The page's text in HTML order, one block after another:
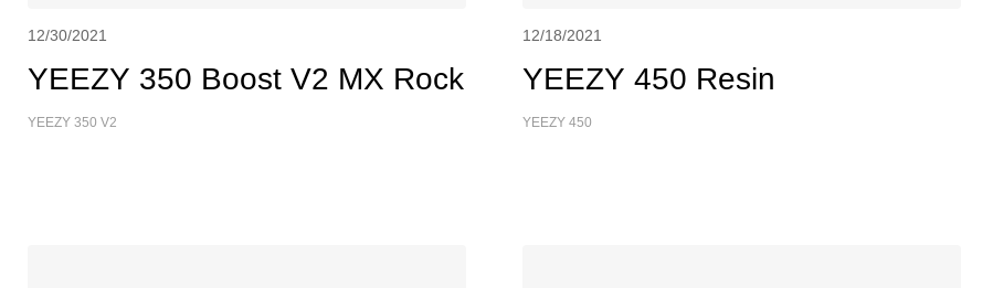
12/30/2021
YEEZY 350 Boost V2 MX Rock
YEEZY 350 V2
12/18/2021
YEEZY 450 Resin
YEEZY 450